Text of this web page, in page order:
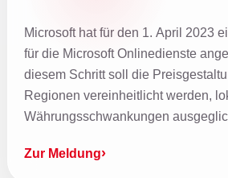
Microsoft hat für den 1. April 2023
für die Microsoft Onlinedienste
diesem Schritt soll die
Regionen vereinheitlicht werden,
Währungsschwankungen
Zur Meldung